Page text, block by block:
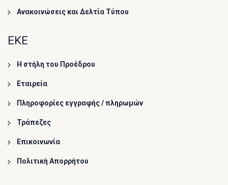
Ανακοινώσεις και Δελτία Τύπου
ΕΚΕ
Η στήλη του Προέδρου
Εταιρεία
Πληροφορίες εγγραφής / πληρωμών
Τράπεζες
Επικοινωνία
Πολιτική Απορρήτου